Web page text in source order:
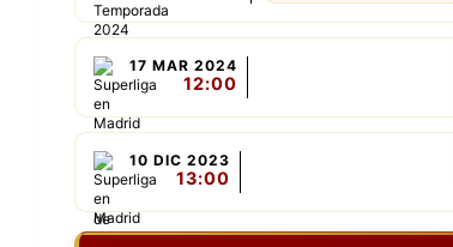
17 MAR 2024
12:00
10 DIC 2023
13:00